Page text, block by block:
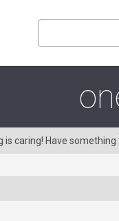
is caring! Have